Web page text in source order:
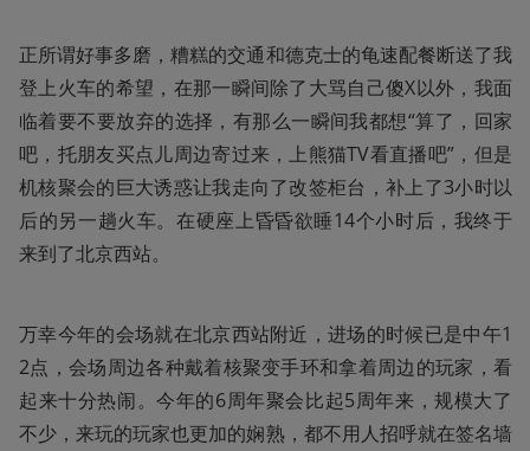
正所谓好事多磨，糟糕的交通和德克士的龟速配餐断送了我
登上火车的希望，在那一瞬间除了大骂自己傻X以外，我面
临着要不要放弃的选择，有那么一瞬间我都想“算了，回家
吧，托朋友买点儿周边寄过来，上熊猫TV看直播吧”，但是
机核聚会的巨大诱惑让我走向了改签柜台，补上了3小时以
后的另一趟火车。在硬座上昏昏欲睡14个小时后，我终于
来到了北京西站。
万幸今年的会场就在北京西站附近，进场的时候已是中午1
2点，会场周边各种戴着核聚变手环和拿着周边的玩家，看
起来十分热闹。今年的6周年聚会比起5周年来，规模大了
不少，来玩的玩家也更加的娴熟，都不用人招呼就在签名墙